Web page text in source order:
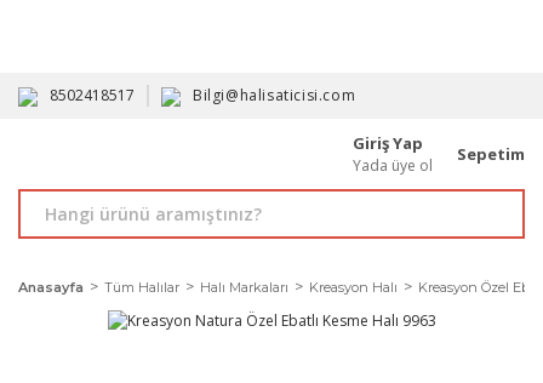
8502418517 Bilgi@halisaticisi.com
Giriş Yap
Yada üye ol
Sepetim
Anasayfa Tüm Halılar Halı Markaları Kreasyon Halı Kreasyon Özel